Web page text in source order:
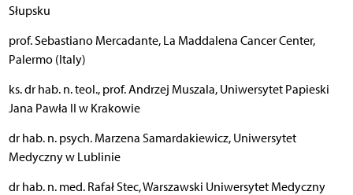
Słupsku
prof. Sebastiano Mercadante, La Maddalena Cancer Center,
Palermo (Italy)
ks. dr hab. n. teol., prof. Andrzej Muszala, Uniwersytet Papieski
Jana Pawła II w Krakowie
dr hab. n. psych. Marzena Samardakiewicz, Uniwersytet
Medyczny w Lublinie
dr hab. n. med. Rafał Stec, Warszawski Uniwersytet Medyczny